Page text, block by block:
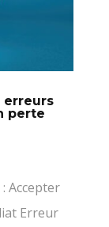
erreurs
perte
Accepter
Erreur